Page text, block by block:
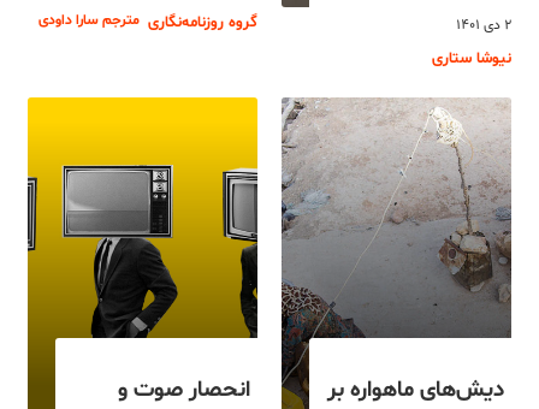
۲ دی ۱۴۰۱
نیوشا ستاری
گروه روزنامه‌نگاری مترجم سارا داودی
دیش‌های ماهواره بر
انحصار صوت و